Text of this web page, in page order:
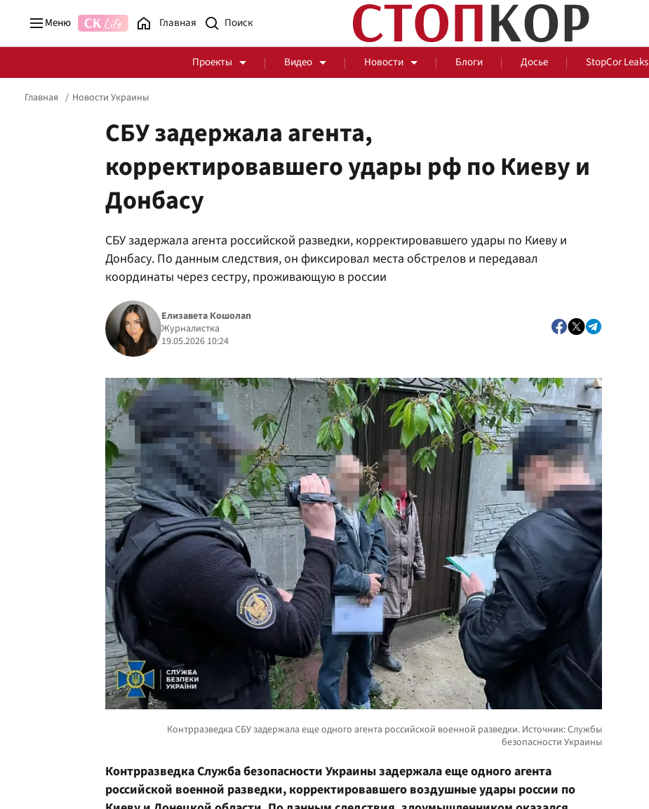
Меню Главная
Проекты Видео Новости Блоги Досье StopCor Leaks
Стоп Политической Коррупции Честные закупки За оградой
Главная Новости Украины
СБУ задержала агента,
корректировавшего удары рф по Киеву и
Донбасу
СБУ задержала агента российской разведки, корректировавшего удары по Киеву и
Донбасу. По данным следствия, он фиксировал места обстрелов и передавал
координаты через сестру, проживающую в россии
Елизавета Кошолап
Журналистка
19.05.2026 10:24
Контрразведка Служба безопасности Украины задержала еще одного агента
российской военной разведки, корректировавшего воздушные удары россии по